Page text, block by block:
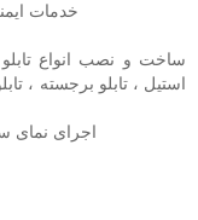
خدمات
ساخت و نصب انواع تابلو
استيل ، تابلو برجسته ،
اجرای نمای